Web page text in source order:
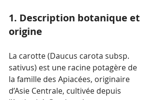
1. Description botanique et
origine
La carotte (Daucus carota subsp.
sativus) est une racine potagère de
la famille des Apiacées, originaire
d’Asie Centrale, cultivée depuis